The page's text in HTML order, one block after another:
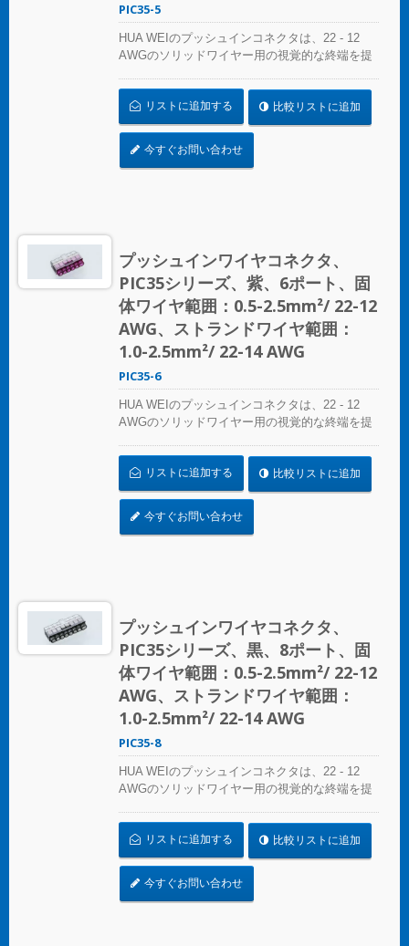
PIC35-5
HUA WEIのプッシュインコネクタは、22 - 12
AWGのソリッドワイヤー用の視覚的な終端を提
定は簡単で、コンパクトなサイズは狭いスペー
スにシームレスにフィットします。照明設置、
プレファブリケート配線システム、分岐回路配
線など、さまざまな用途に最適です。 複雑なね
じれにさよならを告げましょう – コンパクトで
う – HUA WEIのプッシュインワイヤコネクタを
選んでください。 UL 486Cの基準に準拠してく
ださい。
リストに追加する 比較リストに追加
今すぐお問い合わせ
プッシュインワイヤコネクタ、
PIC35シリーズ、紫、6ポート、固
体ワイヤ範囲：0.5-2.5mm²/ 22-12
AWG、ストランドワイヤ範囲：
1.0-2.5mm²/ 22-14 AWG
PIC35-6
HUA WEIのプッシュインコネクタは、22 - 12
AWGのソリッドワイヤー用の視覚的な終端を提
定は簡単で、コンパクトなサイズは狭いスペー
スにシームレスにフィットします。照明設置、
プレファブリケート配線システム、分岐回路配
線など、さまざまな用途に最適です。 複雑なね
じれにさよならを告げましょう – コンパクトで
う – HUA WEIのプッシュインワイヤコネクタを
選んでください。 UL 486Cの基準に準拠してく
ださい。
リストに追加する 比較リストに追加
今すぐお問い合わせ
プッシュインワイヤコネクタ、
PIC35シリーズ、黒、8ポート、固
体ワイヤ範囲：0.5-2.5mm²/ 22-12
AWG、ストランドワイヤ範囲：
1.0-2.5mm²/ 22-14 AWG
PIC35-8
HUA WEIのプッシュインコネクタは、22 - 12
AWGのソリッドワイヤー用の視覚的な終端を提
定は簡単で、コンパクトなサイズは狭いスペー
スにシームレスにフィットします。照明設置、
プレファブリケート配線システム、分岐回路配
線など、さまざまな用途に最適です。 複雑なね
じれにさよならを告げましょう – コンパクトで
リストに追加する 比較リストに追加
今すぐお問い合わせ